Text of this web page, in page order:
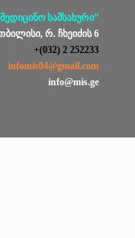
სამსახური”
რ. ჩხეიძის 6
+(032) 2 252233
infomis04@gmail.com
info@mis.ge